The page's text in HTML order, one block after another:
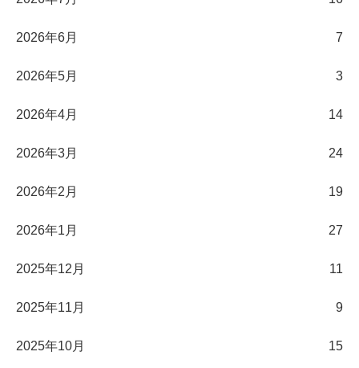
2026年6月 7
2026年5月 3
2026年4月 14
2026年3月 24
2026年2月 19
2026年1月 27
2025年12月 11
2025年11月 9
2025年10月 15